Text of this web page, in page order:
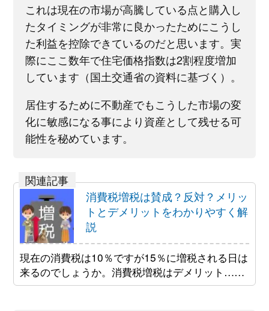
これは現在の市場が高騰している点と購入し
たタイミングが非常に良かったためにこうし
た利益を控除できているのだと思います。実
際にここ数年で住宅価格指数は2割程度増加
しています（国土交通省の資料に基づく）。
居住するために不動産でもこうした市場の変
化に敏感になる事により資産として残せる可
能性を秘めています。
消費税増税は賛成？反対？メリッ
トとデメリットをわかりやすく解
説
現在の消費税は10％ですが15％に増税される日は
来るのでしょうか。消費税増税はデメリット……